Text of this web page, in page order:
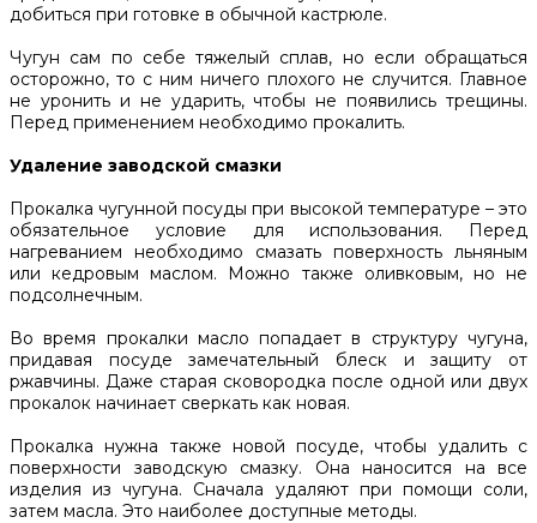
добиться при готовке в обычной кастрюле.
Чугун сам по себе тяжелый сплав, но если обращаться
осторожно, то с ним ничего плохого не случится. Главное
не уронить и не ударить, чтобы не появились трещины.
Перед применением необходимо прокалить.
Удаление заводской смазки
Прокалка чугунной посуды при высокой температуре – это
обязательное условие для использования. Перед
нагреванием необходимо смазать поверхность льняным
или кедровым маслом. Можно также оливковым, но не
подсолнечным.
Во время прокалки масло попадает в структуру чугуна,
придавая посуде замечательный блеск и защиту от
ржавчины. Даже старая сковородка после одной или двух
прокалок начинает сверкать как новая.
Прокалка нужна также новой посуде, чтобы удалить с
поверхности заводскую смазку. Она наносится на все
изделия из чугуна. Сначала удаляют при помощи соли,
затем масла. Это наиболее доступные методы.